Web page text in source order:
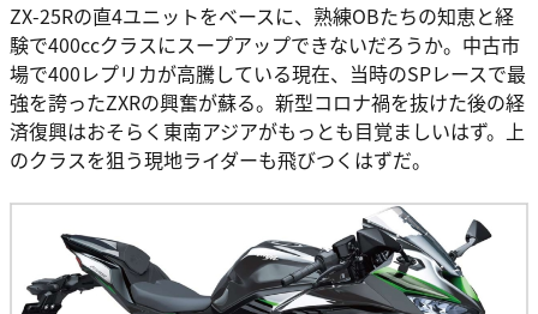
ZX-25Rの直4ユニットをベースに、熟練OBたちの知恵と経
験で400ccクラスにスープアップできないだろうか。中古市
場で400レプリカが高騰している現在、当時のSPレースで最
強を誇ったZXRの興奮が蘇る。新型コロナ禍を抜けた後の経
済復興はおそらく東南アジアがもっとも目覚ましいはず。上
のクラスを狙う現地ライダーも飛びつくはずだ。